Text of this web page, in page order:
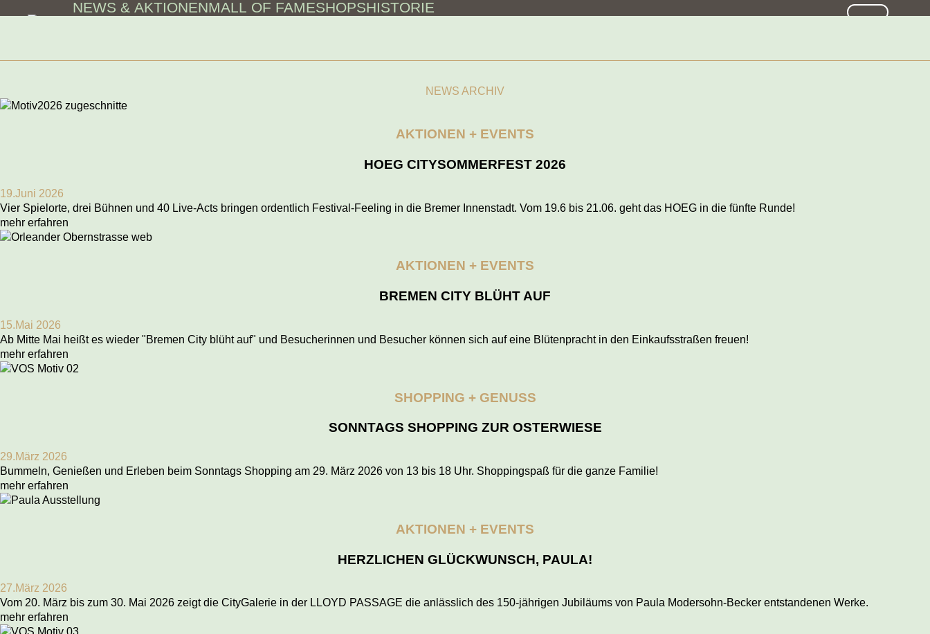
Skip to main content SUCHE
NEWS & AKTIONENMALL OF FAMESHOPSHISTORIE
NEWS ARCHIV
AKTIONEN + EVENTS
HOEG CITYSOMMERFEST 2026
19.Juni 2026
Vier Spielorte, drei Bühnen und 40 Live-Acts bringen ordentlich Festival-Feeling in die Bremer Innenstadt. Vom 19.6 bis 21.06. geht das HOEG in die fünfte Runde!
mehr erfahren
AKTIONEN + EVENTS
BREMEN CITY BLÜHT AUF
15.Mai 2026
Ab Mitte Mai heißt es wieder "Bremen City blüht auf" und Besucherinnen und Besucher können sich auf eine Blütenpracht in den Einkaufsstraßen freuen!
mehr erfahren
SHOPPING + GENUSS
SONNTAGS SHOPPING ZUR OSTERWIESE
29.März 2026
Bummeln, Genießen und Erleben beim Sonntags Shopping am 29. März 2026 von 13 bis 18 Uhr. Shoppingspaß für die ganze Familie!
mehr erfahren
AKTIONEN + EVENTS
HERZLICHEN GLÜCKWUNSCH, PAULA!
27.März 2026
Vom 20. März bis zum 30. Mai 2026 zeigt die CityGalerie in der LLOYD PASSAGE die anlässlich des 150-jährigen Jubiläums von Paula Modersohn-Becker entstandenen Werke.
mehr erfahren